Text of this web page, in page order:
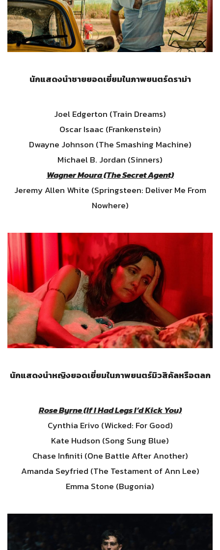
นักแสดงนำชายยอดเยี่ยมในภาพยนตร์ดราม่า
Joel Edgerton (Train Dreams)
Oscar Isaac (Frankenstein)
Dwayne Johnson (The Smashing Machine)
Michael B. Jordan (Sinners)
Wagner Moura (The Secret Agent)
Jeremy Allen White (Springsteen: Deliver Me From
Nowhere)
นักแสดงนำหญิงยอดเยี่ยมในภาพยนตร์มิวสิคัลหรือตลก
Rose Byrne (If I Had Legs I’d Kick You)
Cynthia Erivo (Wicked: For Good)
Kate Hudson (Song Sung Blue)
Chase Infiniti (One Battle After Another)
Amanda Seyfried (The Testament of Ann Lee)
Emma Stone (Bugonia)